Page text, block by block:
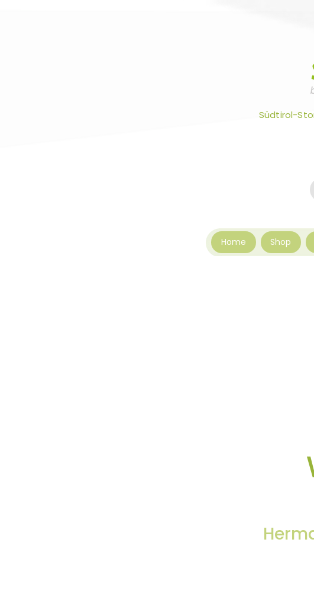
Südtirol-
Home Shop